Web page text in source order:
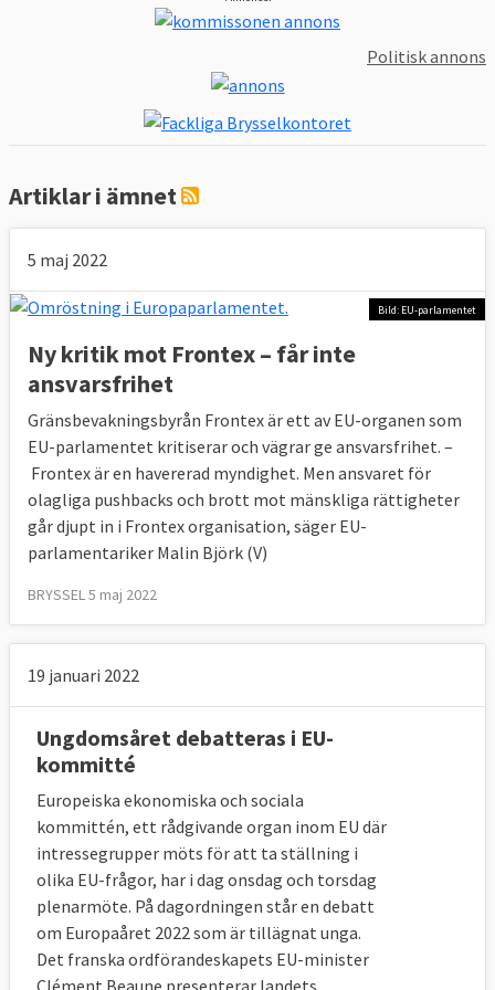
organisationer.
Politisk annons
Artiklar i ämnet
5 maj 2022
Bild: EU-parlamentet
Ny kritik mot Frontex – får inte
ansvarsfrihet
Gränsbevakningsbyrån Frontex är ett av EU-organen som
EU-parlamentet kritiserar och vägrar ge ansvarsfrihet. –
Frontex är en havererad myndighet. Men ansvaret för
olagliga pushbacks och brott mot mänskliga rättigheter
går djupt in i Frontex organisation, säger EU-
parlamentariker Malin Björk (V)
BRYSSEL 5 maj 2022
19 januari 2022
Ungdomsåret debatteras i EU-
kommitté
Europeiska ekonomiska och sociala
kommittén, ett rådgivande organ inom EU där
intressegrupper möts för att ta ställning i
olika EU-frågor, har i dag onsdag och torsdag
plenarmöte. På dagordningen står en debatt
om Europaåret 2022 som är tillägnat unga.
Det franska ordförandeskapets EU-minister